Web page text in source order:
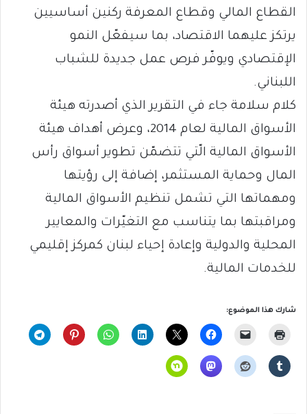
القطاع المالي وقطاع المعرفة ركنين أساسيين
يرتكز عليهما الاقتصاد، بما سيفعّل النمو
الإقتصادي ويوفّر فرص عمل جديدة للشباب
اللبناني.
كلام سلامة جاء في التقرير الذي أصدرته هيئة
الأسواق المالية لعام 2014، وعرض أهداف هيئة
الأسواق المالية الّتي تتضمّن تطوير أسواق رأس
المال وحماية المستثمر، إضافة إلى رؤيتها
ومهماتها التي تشمل تنظيم الأسواق المالية
ومراقبتها بما يتناسب مع التغيّرات والمعايير
المحلية والدولية وإعادة إحياء لبنان كمركز إقليمي
للخدمات المالية.
شارك هذا الموضوع: